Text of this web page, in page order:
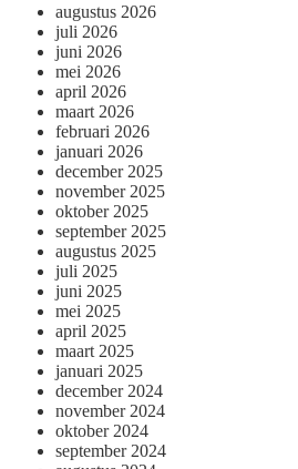
augustus 2026
juli 2026
juni 2026
mei 2026
april 2026
maart 2026
februari 2026
januari 2026
december 2025
november 2025
oktober 2025
september 2025
augustus 2025
juli 2025
juni 2025
mei 2025
april 2025
maart 2025
januari 2025
december 2024
november 2024
oktober 2024
september 2024